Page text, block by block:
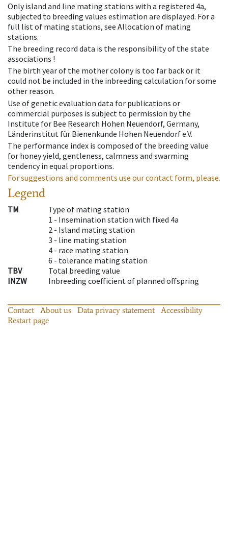
Only island and line mating stations with a registered 4a,
subjected to breeding values estimation are displayed. For a
full list of mating stations, see Allocation of mating
stations.
The breeding record data is the responsibility of the state
associations !
The birth year of the mother colony is too far back or it
could not be included in the inbreeding calculation for some
other reason.
Use of genetic evaluation data for publications or
commercial purposes is subject to permission by the
Institute for Bee Research Hohen Neuendorf, Germany,
Länderinstitut für Bienenkunde Hohen Neuendorf e.V.
The performance index is composed of the breeding value
for honey yield, gentleness, calmness and swarming
tendency in equal proportions.
For suggestions and comments use our contact form, please.
Legend
TM
Type of mating station
1 - Insemination station with fixed 4a
2 - Island mating station
3 - line mating station
4 - race mating station
6 - tolerance mating station
TBV
Total breeding value
INZW
Inbreeding coefficient of planned offspring
Contact About us Data privacy statement
Accessibility
Restart page